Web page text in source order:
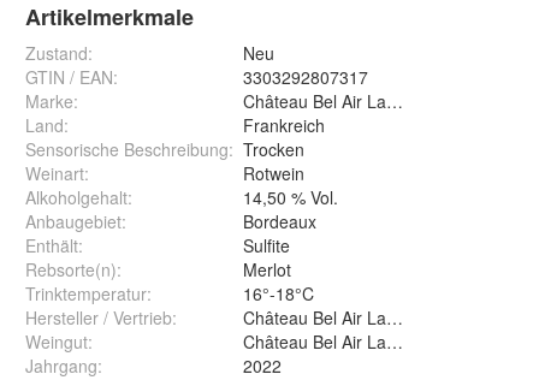
Artikelmerkmale
Zustand:
Neu
GTIN / EAN:
3303292807317
Marke:
Château Bel Air La Perriere
Land:
Frankreich
Sensorische Beschreibung: Trocken
Weinart:
Rotwein
Alkoholgehalt:
14,50 % Vol.
Anbaugebiet:
Bordeaux
Enthält:
Sulfite
Rebsorte(n):
Merlot
Trinktemperatur:
16°-18°C
Hersteller / Vertrieb:
Château Bel Air La Perriere
Weingut:
Château Bel Air La Perriere
Jahrgang: 2022